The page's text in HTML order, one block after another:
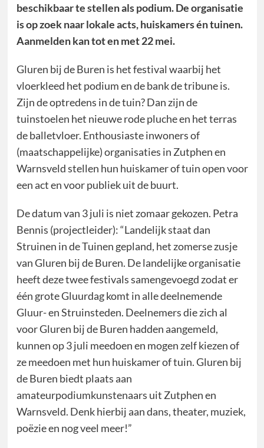
beschikbaar te stellen als podium. De organisatie
is op zoek naar lokale acts, huiskamers én tuinen.
Aanmelden kan tot en met 22 mei.
Gluren bij de Buren is het festival waarbij het
vloerkleed het podium en de bank de tribune is.
Zijn de optredens in de tuin? Dan zijn de
tuinstoelen het nieuwe rode pluche en het terras
de balletvloer. Enthousiaste inwoners of
(maatschappelijke) organisaties in Zutphen en
Warnsveld stellen hun huiskamer of tuin open voor
een act en voor publiek uit de buurt.
De datum van 3 juli is niet zomaar gekozen. Petra
Bennis (projectleider): “Landelijk staat dan
Struinen in de Tuinen gepland, het zomerse zusje
van Gluren bij de Buren. De landelijke organisatie
heeft deze twee festivals samengevoegd zodat er
één grote Gluurdag komt in alle deelnemende
Gluur- en Struinsteden. Deelnemers die zich al
voor Gluren bij de Buren hadden aangemeld,
kunnen op 3 juli meedoen en mogen zelf kiezen of
ze meedoen met hun huiskamer of tuin. Gluren bij
de Buren biedt plaats aan
amateurpodiumkunstenaars uit Zutphen en
Warnsveld. Denk hierbij aan dans, theater, muziek,
poëzie en nog veel meer!”